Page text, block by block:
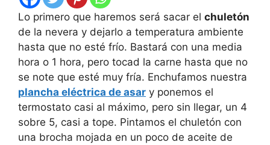
Lo primero que haremos será sacar el chuletón
de la nevera y dejarlo a temperatura ambiente
hasta que no esté frío. Bastará con una media
hora o 1 hora, pero tocad la carne hasta que no
se note que esté muy fría. Enchufamos nuestra
plancha eléctrica de asar y ponemos el
termostato casi al máximo, pero sin llegar, un 4
sobre 5, casi a tope. Pintamos el chuletón con
una brocha mojada en un poco de aceite de